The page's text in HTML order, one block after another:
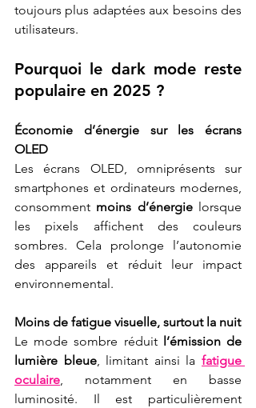
toujours plus adaptées aux besoins des
utilisateurs.
Pourquoi le dark mode reste
populaire en 2025 ?
Économie d’énergie sur les écrans
OLED
Les écrans OLED, omniprésents sur
smartphones et ordinateurs modernes,
consomment moins d’énergie lorsque
les pixels affichent des couleurs
sombres. Cela prolonge l’autonomie
des appareils et réduit leur impact
environnemental.
Moins de fatigue visuelle, surtout la nuit
Le mode sombre réduit
l’émission de
lumière bleue, limitant ainsi la fatigue
oculaire, notamment en basse
luminosité. Il est particulièrement